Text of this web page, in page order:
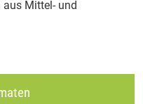
Mittel- und